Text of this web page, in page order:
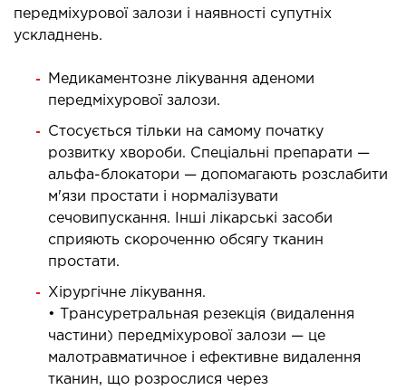
передміхурової залози і наявності супутніх
ускладнень.
Медикаментозне лікування аденоми
передміхурової залози.
Стосується тільки на самому початку
розвитку хвороби. Спеціальні препарати —
альфа-блокатори — допомагають розслабити
м'язи простати і нормалізувати
сечовипускання. Інші лікарські засоби
сприяють скороченню обсягу тканин
простати.
Хірургічне лікування.
• Трансуретральная резекція (видалення
частини) передміхурової залози — це
малотравматичное і ефективне видалення
тканин, що розрослися через